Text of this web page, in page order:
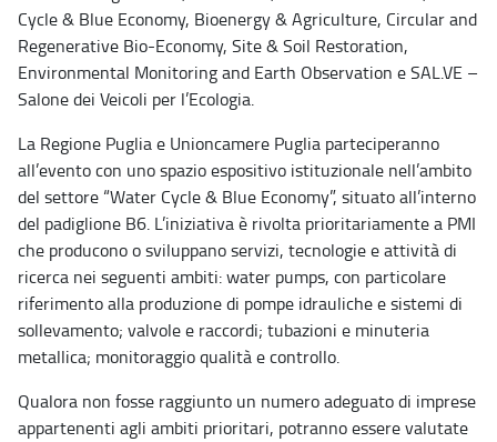
Cycle & Blue Economy, Bioenergy & Agriculture, Circular and
Regenerative Bio-Economy, Site & Soil Restoration,
Environmental Monitoring and Earth Observation e SAL.VE –
Salone dei Veicoli per l’Ecologia.
La Regione Puglia e Unioncamere Puglia parteciperanno
all’evento con uno spazio espositivo istituzionale nell’ambito
del settore “Water Cycle & Blue Economy”, situato all’interno
del padiglione B6. L’iniziativa è rivolta prioritariamente a PMI
che producono o sviluppano servizi, tecnologie e attività di
ricerca nei seguenti ambiti: water pumps, con particolare
riferimento alla produzione di pompe idrauliche e sistemi di
sollevamento; valvole e raccordi; tubazioni e minuteria
metallica; monitoraggio qualità e controllo.
Qualora non fosse raggiunto un numero adeguato di imprese
appartenenti agli ambiti prioritari, potranno essere valutate